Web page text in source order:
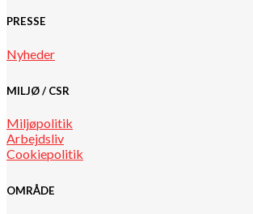
PRESSE
Nyheder
MILJØ / CSR
Miljøpolitik
Arbejdsliv
Cookiepolitik
OMRÅDE